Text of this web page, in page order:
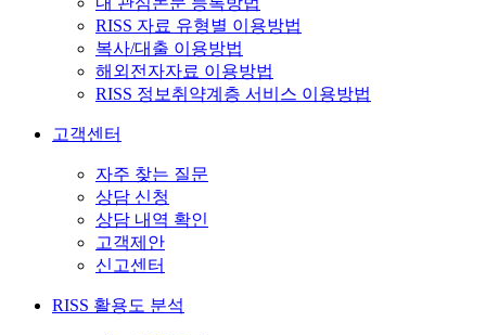
RISS 자료 유형별 이용방법
복사/대출 이용방법
해외전자자료 이용방법
RISS 정보취약계층 서비스 이용방법
고객센터
자주 찾는 질문
상담 신청
상담 내역 확인
고객제안
신고센터
RISS 활용도 분석